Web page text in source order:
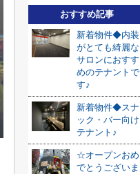
おすすめ記事
新着物件◆内装
がとても綺麗な
サロンにおすす
めのテナントで
す♪
新着物件◆スナ
ック・バー向け
テナント♪
☆オープンおめ
でとうございま